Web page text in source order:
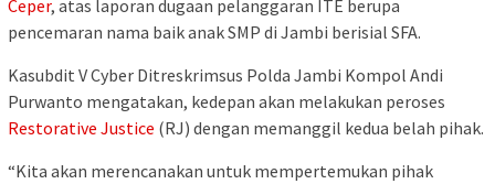
Ceper, atas laporan dugaan pelanggaran ITE berupa
pencemaran nama baik anak SMP di Jambi berisial SFA.
Kasubdit V Cyber Ditreskrimsus Polda Jambi Kompol Andi
Purwanto mengatakan, kedepan akan melakukan peroses
Restorative Justice (RJ) dengan memanggil kedua belah pihak.
“Kita akan merencanakan untuk mempertemukan pihak